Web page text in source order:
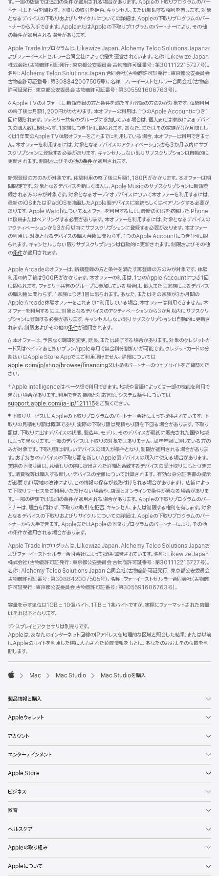
す。一部の店舗では追加の条件が適用される場合があります。Appleの下取りプログラムのパー
トナーは、理由を問わず、下取りの取引を拒否、キャンセル、または制限する権利を有します。対象
となるデバイスの下取りおよびリサイクルについての詳細は、Appleの下取りプログラムのパー
トナーから入手できます。AppleまたはAppleの下取りプログラムのパートナーにより、その他
の条件が適用される場合があります。
Apple Trade Inプログラムは、Likewize Japan、Alchemy Telco Solutions Japanお
よびファーイーストセルラー合同会社によって提供‧運営されています。名称：Likewize Japan
株式会社（古物商許可証発行：東京都公安委員会 古物商許可証番号：第301112215727号）。
名称：Alchemy Telco Solutions Japan 合同会社（古物商許可証発行：東京都公安委員会
古物商許可証番号：第308842007505号）。名称：ファーイーストセルラー合同会社（古物商
許可証発行：東京都公安委員会 古物商許可証番号：第305591606763号）。
脚
注
◊ Apple TVのオファーは、新規登録の方と条件を満たす再登録の方のみが対象です。体験利用
の終了後は月額1,200円がかかります。本オファーの利用は、1つのApple Accountにつき1
回に限られます。ファミリー共有のグループに参加している場合は、個人または家族によるデバイ
スの購入数に関わらず、1家族につき1回に限られます。あなた、またはその家族が3か月間もし
くは1年間のApple TV体験オファーをこれまでに利用している場合、本オファーは利用できませ
ん。本オファーを利用するには、対象となるデバイスのアクティベーションから3か月以内にサブ
スクリプションに登録する必要があります。キャンセルしない限りサブスクリプションは自動的に
更新されます。制限およびその他の条件が適用されます。
新規登録の方のみが対象です。体験利用の終了後は月額1,180円がかかります。本オファーは期
間限定です。対象となるデバイスを新しく購入し、Apple Musicのサブスクリプションに新規登
録される方のみが対象です。対象となるオーディオデバイスについて本オファーを利用するには、
最新のiOSまたはiPadOSを搭載したApple製デバイスに接続もしくはペアリングする必要が
あります。Apple Watchについて本オファーを利用するには、最新のiOSを搭載したiPhone
に接続またはペアリングする必要があります。本オファーを利用するには、対象となるデバイスの
アクティベーションから3か月以内にサブスクリプションに登録する必要があります。本オファー
の利用は、対象となるデバイスの購入台数に関わらず、1つのApple Accountにつき1回に限
られます。キャンセルしない限りサブスクリプションは自動的に更新されます。制限およびその他
の条件が適用されます。
Apple Arcadeのオファーは、新規登録の方と条件を満たす再登録の方のみが対象です。体験
利用の終了後は900円がかかります。本オファーの利用は、1つのApple Accountにつき1回
に限られます。ファミリー共有のグループに参加している場合は、個人または家族によるデバイス
の購入数に関わらず、1家族につき1回に限られます。あなた、またはその家族が3か月間の
Apple Arcade体験オファーをこれまでに利用している場合、本オファーは利用できません。本
オファーを利用するには、対象となるデバイスのアクティベーションから3か月以内にサブスクリ
プションに登録する必要があります。キャンセルしない限りサブスクリプションは自動的に更新さ
れます。制限およびその他の条件が適用されます。
脚
注
∆ 本オファーは、予告なく期間を変更、延長、または終了する場合があります。対象のクレジットカ
ード又はペイディあと払いプランApple専用で無金利分割払いが可能です。クレジットカードの分
割払いはApple Store Appではご利用頂けません。詳細については
apple.com/jp/shop/browse/financing又は提携パートナーのウェブサイトをご確認くだ
さい。
脚
注
† Apple Intelligenceはベータ版で利用できます。地域や言語によっては一部の機能を利用で
きない場合があります。利用できる機能と対応言語、システム条件については
support.apple.com/ja-jp/121115（新
ウ
イ
ン
ド
ウ
で
開
き
ま
す）
をご覧ください。
脚
注
‡ 下取りサービスは、Appleの下取りプログラムのパートナー会社によって提供されています。下
取りの見積もり額は概算であり、実際の下取り額は見積もり額を下回る場合があります。下取り
額は、下取りに出すデバイスの状態、製造年、モデル、そのデバイスが最初に販売された国や地域
によって異なります。一部のデバイスは下取りの対象ではありません。成年年齢に達している方の
みが対象です。下取り額は新しいデバイスの購入が条件となり、制限が適用される場合がありま
す。お手持ちのデバイスの下取り額を新しいApple製デバイスの購入に使える場合があります。
実際の下取り額は、見積もりの際に提出された詳細と合致するデバイスの受け取りにもとづきま
す。消費税等は購入する新しいデバイスの全額について計算されます。 有効な身分証明書の提示
が必要です（現地の法律により、この情報の保存が義務付けられる場合があります）。 店舗によっ
て下取りサービスをご利用いただけない場合や、店頭とオンラインで条件が異なる場合がありま
す。一部の店舗では追加の条件が適用される場合があります。Appleの下取りプログラムのパー
トナーは、理由を問わず、下取りの取引を拒否、キャンセル、または制限する権利を有します。対象
となるデバイスの下取りおよびリサイクルについての詳細は、Appleの下取りプログラムのパー
トナーから入手できます。AppleまたはAppleの下取りプログラムのパートナーにより、その他
の条件が適用される場合があります。
Apple Trade Inプログラムは、Likewize Japan、Alchemy Telco Solutions Japanお
よびファーイーストセルラー合同会社によって提供‧運営されています。名称：Likewize Japan
株式会社（古物商許可証発行：東京都公安委員会 古物商許可証番号：第301112215727号）。
名称：Alchemy Telco Solutions Japan 合同会社（古物商許可証発行：東京都公安委員会
古物商許可証番号：第308842007505号）。名称：ファーイーストセルラー合同会社（古物商
許可証発行：東京都公安委員会 古物商許可証番号：第305591606763号）。
容量を示す単位は1GB = 10億バイト、1TB = 1兆バイトですが、実際にフォーマットされた容量
はそれ以下となります。
ディスプレイとアクセサリは別売りです。
Appleは、あなたのインターネット回線のIPアドレスを地理的な区域と照合した結果、または以前
にAppleのサイトを利用した際に入力された位置情報をもとに、あなたのおおよその位置を判
断します。
Mac Mac Studio Mac Studioを購入
製品情報と購入
Appleウォレット
アカウント
エンターテインメント
Apple Store
ビジネス
教育
ヘルスケア
Appleの取り組み
Appleについて